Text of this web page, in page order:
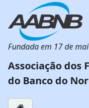
Fundada em 17 de
Associação dos
do Banco do